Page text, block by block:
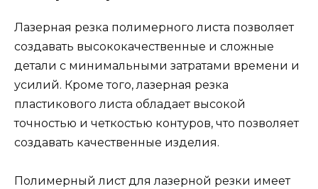
Лазерная резка полимерного листа позволяет
создавать высококачественные и сложные
детали с минимальными затратами времени и
усилий. Кроме того, лазерная резка
пластикового листа обладает высокой
точностью и четкостью контуров, что позволяет
создавать качественные изделия.
Полимерный лист для лазерной резки имеет